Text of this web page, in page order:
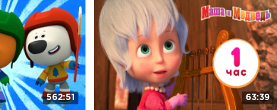
562:51 63:39